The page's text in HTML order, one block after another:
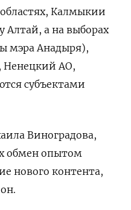
Калмыкии
Алтай, а на выборах
мэра Анадыря),
Ненецкий АО,
субъектами
Виноградова,
обмен опытом
нового контента,